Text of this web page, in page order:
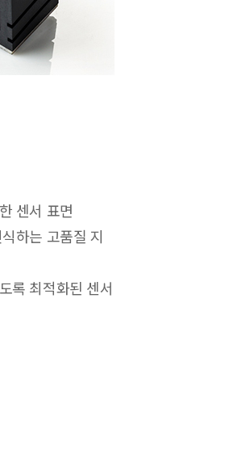
센서 표면
하는 고품질 지
록 최적화된 센서